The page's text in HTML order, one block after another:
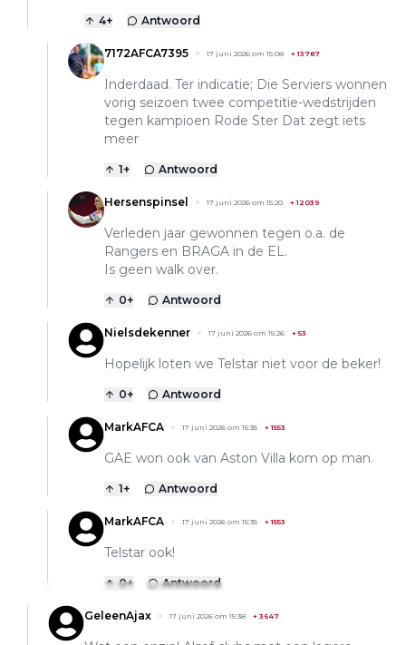
4+ Antwoord
7172AFCA7395 17 juni 2026 om 15:08 +13787
Inderdaad. Ter indicatie; Die Serviers wonnen
vorig seizoen twee competitie-wedstrijden
tegen kampioen Rode Ster Dat zegt iets
meer
1+ Antwoord
Hersenspinsel 17 juni 2026 om 15:20 +12039
Verleden jaar gewonnen tegen o.a. de
Rangers en BRAGA in de EL.
Is geen walk over.
0+ Antwoord
Nielsdekenner 17 juni 2026 om 15:26 + 53
Hopelijk loten we Telstar niet voor de beker!
0+ Antwoord
MarkAFCA 17 juni 2026 om 15:35 +1553
GAE won ook van Aston Villa kom op man.
1+ Antwoord
MarkAFCA 17 juni 2026 om 15:35 +1553
Telstar ook!
0+ Antwoord
GeleenAjax 17 juni 2026 om 15:38 + 3647